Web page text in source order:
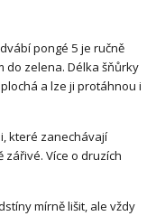
pongé 5 je ručně
do zelena. Délka šňůrky
a lze ji protáhnou i
které zanechávají
Více o druzích
mírně lišit, ale vždy